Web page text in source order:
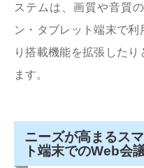
ステムは、画質や音質
ン・タブレット端末で
り搭載機能を拡張した
ます。
ニーズが高まるス
ト端末でのWeb会